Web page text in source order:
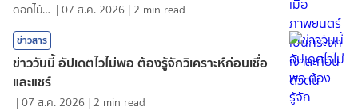
ดอกไม้กับสายน้ำ |07 ส.ค. 2026 | 2 min read
ข่าวสาร
ข่าววันนี้ อัปเดตไวไม่พอ ต้องรู้จักวิเคราะห์ก่อนเชื่อ
และแชร์
|07 ส.ค. 2026 | 2 min read